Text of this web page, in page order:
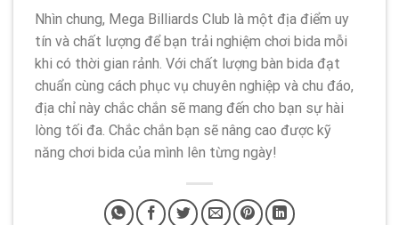
Nhìn chung, Mega Billiards Club là một địa điểm uy
tín và chất lượng để bạn trải nghiệm chơi bida mỗi
khi có thời gian rảnh. Với chất lượng bàn bida đạt
chuẩn cùng cách phục vụ chuyên nghiệp và chu đáo,
địa chỉ này chắc chắn sẽ mang đến cho bạn sự hài
lòng tối đa. Chắc chắn bạn sẽ nâng cao được kỹ
năng chơi bida của mình lên từng ngày!